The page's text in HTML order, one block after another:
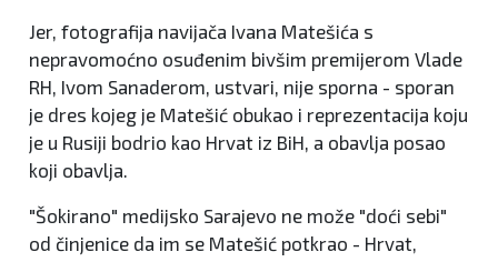
Jer, fotografija navijača Ivana Matešića s
nepravomoćno osuđenim bivšim premijerom Vlade
RH, Ivom Sanaderom, ustvari, nije sporna - sporan
je dres kojeg je Matešić obukao i reprezentacija koju
je u Rusiji bodrio kao Hrvat iz BiH, a obavlja posao
koji obavlja.
"Šokirano" medijsko Sarajevo ne može "doći sebi"
od činjenice da im se Matešić potkrao - Hrvat,